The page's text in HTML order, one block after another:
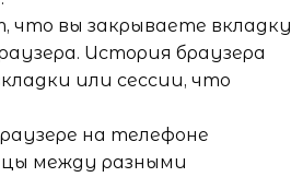
что вы закрываете вкладку
История браузера
или сессии, что
на телефоне
между разными